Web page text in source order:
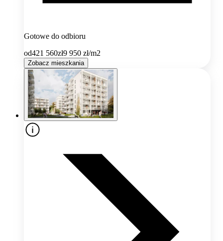
Gotowe do odbioru
od421 560zł9 950 zł/m2
Zobacz mieszkania